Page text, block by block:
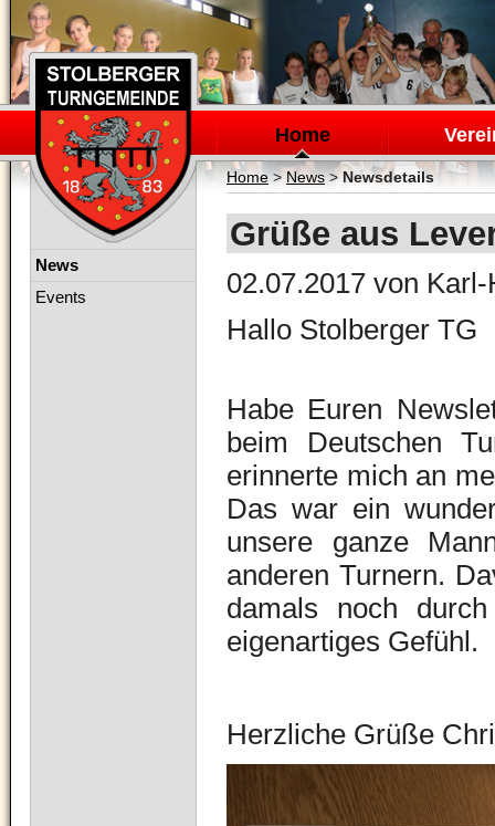
Navigation
überspringen
Home
Home> News>Newsdetails
Grüße aus
02.07.2017 von
Hallo Stolberger TG
Habe Euren
beim Deutschen
erinnerte mich an
Das war ein
unsere ganze
anderen Turnern.
damals noch
eigenartiges Gefühl.
Herzliche Grüße
Navigation
News
Events